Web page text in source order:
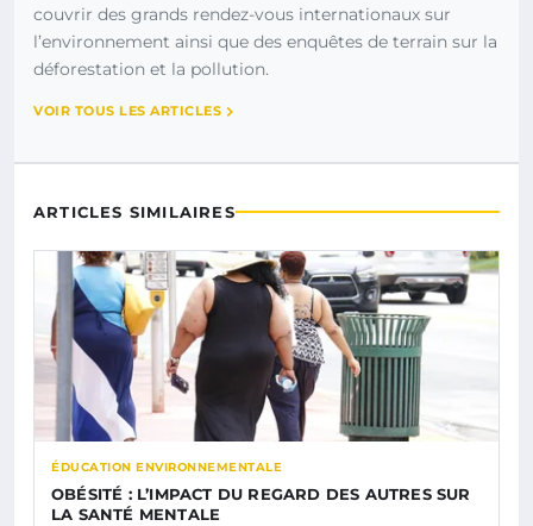
couvrir des grands rendez-vous internationaux sur
l’environnement ainsi que des enquêtes de terrain sur la
déforestation et la pollution.
VOIR TOUS LES ARTICLES
ARTICLES SIMILAIRES
ÉDUCATION ENVIRONNEMENTALE
OBÉSITÉ : L’IMPACT DU REGARD DES AUTRES SUR
LA SANTÉ MENTALE